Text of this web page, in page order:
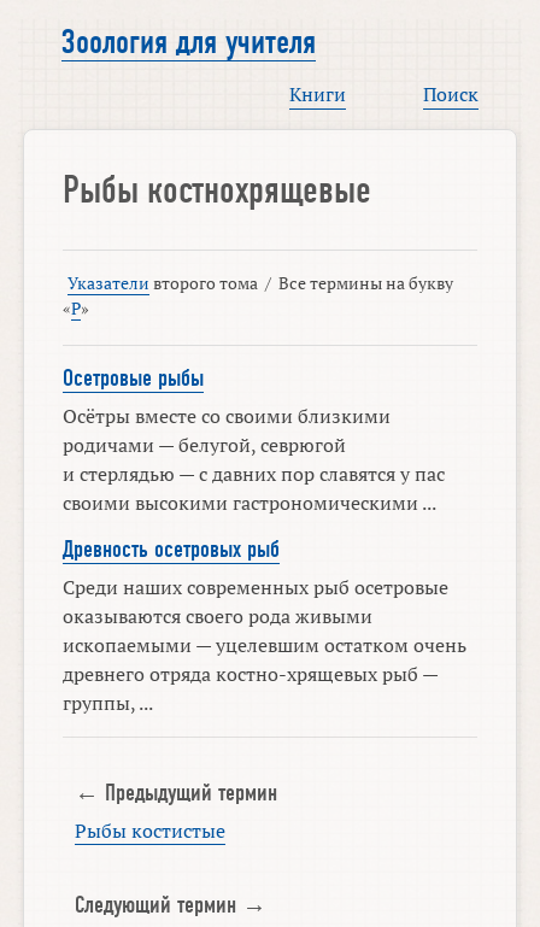
Зоология для учителя
Книги Поиск
Рыбы костнохрящевые
Указатели второго тома / Все термины на букву
«Р»
Осетровые рыбы
Осётры вместе со своими близкими
родичами — белугой, севрюгой
и стерлядью — с давних пор славятся у пас
своими высокими гастрономическими ...
Древность осетровых рыб
Среди наших современных рыб осетровые
оказываются своего рода живыми
ископаемыми — уцелевшим остатком очень
древнего отряда костно-хрящевых рыб —
группы, ...
← Предыдущий термин
Рыбы костистые
Следующий термин →